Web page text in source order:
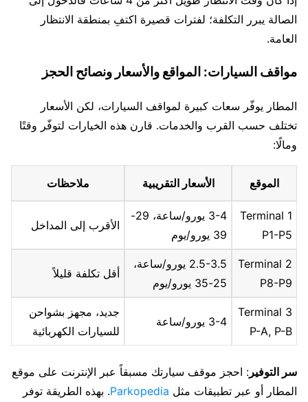
الصالة يبرر التكلفة؛ لفترات قصيرة اكتفِ بمنطقة الانتظار
العامة.
مواقف السيارات: المواقع والأسعار ونصائح الحجز
المطار يوفّر سعات كبيرة لمواقف السيارات، لكن الأسعار
تختلف حسب القرب والخدمات. قارن هذه الخيارات لتوفّر وقتًا
ومالًا:
الموقع الأسعار التقريبية ملاحظات
Terminal 1
P1-P5
3-4 يورو/ساعة، 29-
39 يورو/يوم
الأقرب إلى المداخل
Terminal 2
P8-P9
2.5-3.5 يورو/ساعة،
25-35 يورو/يوم
أقل تكلفة قليلاً
Terminal 3
P-A, P-B
3-4 يورو/ساعة
جديد، مجهز بشواحن
للسيارات الكهربائية
سر التوفير : احجز موقف سيارتك مسبقاً عبر الإنترنت على موقع
المطار أو عبر تطبيقات مثل Parkopedia. بهذه الطريقة توفر